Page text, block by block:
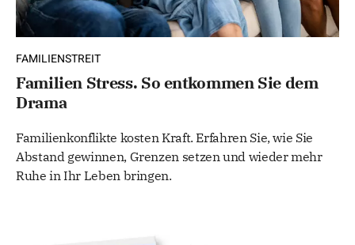
FAMILIENSTREIT
Familien Stress. So entkommen Sie dem
Drama
Familienkonflikte kosten Kraft. Erfahren Sie, wie Sie
Abstand gewinnen, Grenzen setzen und wieder mehr
Ruhe in Ihr Leben bringen.